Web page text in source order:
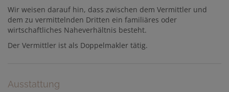
Wir weisen darauf hin, dass zwischen dem Vermittler und
dem zu vermittelnden Dritten ein familiäres oder
wirtschaftliches Naheverhältnis besteht.
Der Vermittler ist als Doppelmakler tätig.
Ausstattung